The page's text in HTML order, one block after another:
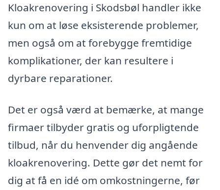
Kloakrenovering i Skodsbøl handler ikke
kun om at løse eksisterende problemer,
men også om at forebygge fremtidige
komplikationer, der kan resultere i
dyrbare reparationer.
Det er også værd at bemærke, at mange
firmaer tilbyder gratis og uforpligtende
tilbud, når du henvender dig angående
kloakrenovering. Dette gør det nemt for
dig at få en idé om omkostningerne, før